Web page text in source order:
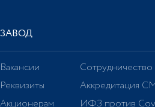
ЗАВОД
Вакансии
Реквизиты
Акционерам
Сотрудничество
Аккредитация
ИФЗ против